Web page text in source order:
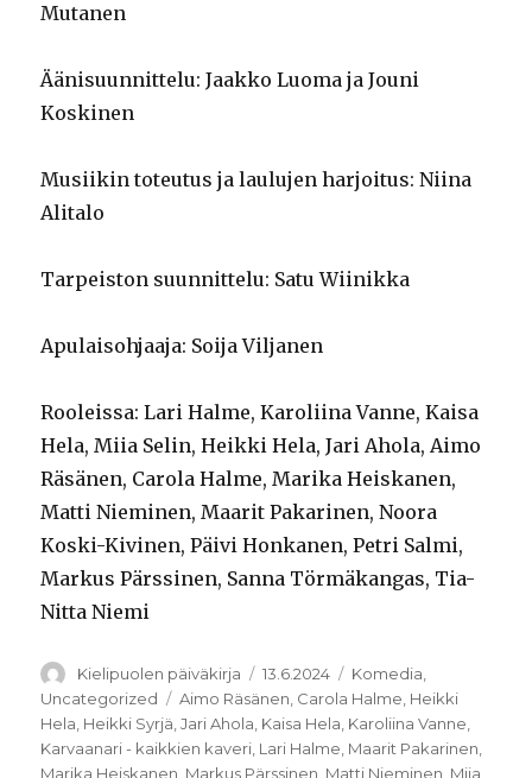
Mutanen
Äänisuunnittelu: Jaakko Luoma ja Jouni
Koskinen
Musiikin toteutus ja laulujen harjoitus: Niina
Alitalo
Tarpeiston suunnittelu: Satu Wiinikka
Apulaisohjaaja: Soija Viljanen
Rooleissa: Lari Halme, Karoliina Vanne, Kaisa
Hela, Miia Selin, Heikki Hela, Jari Ahola, Aimo
Räsänen, Carola Halme, Marika Heiskanen,
Matti Nieminen, Maarit Pakarinen, Noora
Koski-Kivinen, Päivi Honkanen, Petri Salmi,
Markus Pärssinen, Sanna Törmäkangas, Tia-
Nitta Niemi
Kirjoittaja
Kielipuolen päiväkirja Julkaistu
13.6.2024 Kategoriat
Komedia,
Uncategorized
Avainsanat
Aimo Räsänen, Carola Halme, Heikki
Hela, Heikki Syrjä,Jari Ahola, Kaisa Hela, Karoliina Vanne,
Karvaanari - kaikkien kaveri, Lari Halme, Maarit Pakarinen,
Marika Heiskanen, Markus Pärssinen, Matti Nieminen, Miia